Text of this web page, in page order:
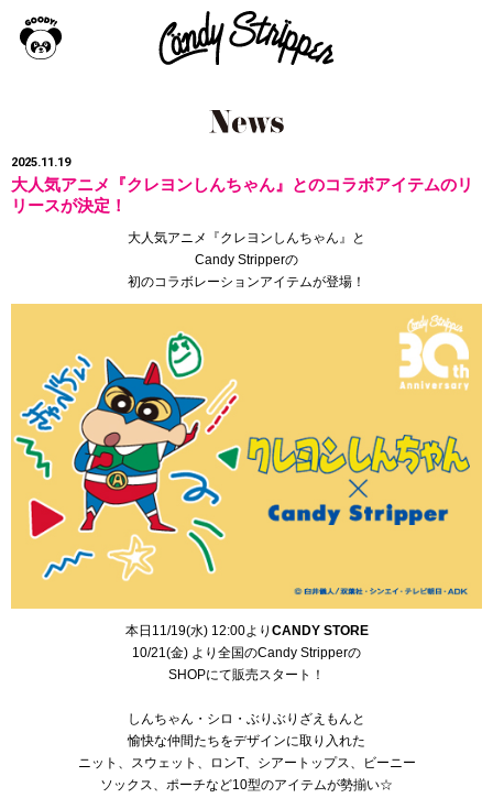
2025.11.19
大人気アニメ『クレヨンしんちゃん』とのコラボアイテムのリ
リースが決定！
大人気アニメ『クレヨンしんちゃん』と
Candy Stripperの
初のコラボレーションアイテムが登場！
本日11/19(水) 12:00より CANDY STORE
10/21(金) より全国のCandy Stripperの
SHOPにて販売スタート！
しんちゃん・シロ・ぶりぶりざえもんと
愉快な仲間たちをデザインに取り入れた
ニット、スウェット、ロンT、シアートップス、ビーニー
ソックス、ポーチなど10型のアイテムが勢揃い☆